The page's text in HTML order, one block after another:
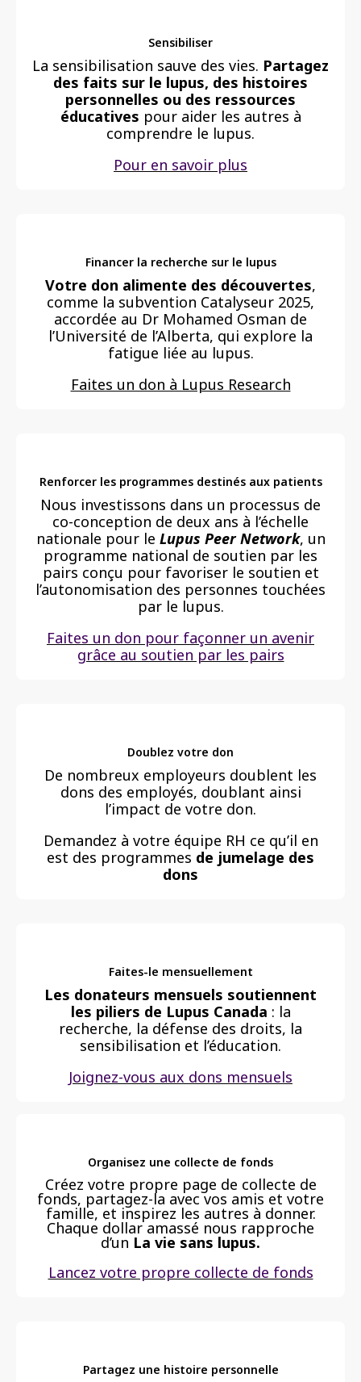
Sensibiliser
La sensibilisation sauve des vies. Partagez
des faits sur le lupus, des histoires
personnelles ou des ressources
éducatives pour aider les autres à
comprendre le lupus.
Pour en savoir plus
Financer la recherche sur le lupus
Votre don alimente des découvertes,
comme la subvention Catalyseur 2025,
accordée au Dr Mohamed Osman de
l’Université de l’Alberta, qui explore la
fatigue liée au lupus.
Faites un don à Lupus Research
Renforcer les programmes destinés aux patients
Nous investissons dans un processus de
co-conception de deux ans à l’échelle
nationale pour le Lupus Peer Network, un
programme national de soutien par les
pairs conçu pour favoriser le soutien et
l’autonomisation des personnes touchées
par le lupus.
Faites un don pour façonner un avenir
grâce au soutien par les pairs
Doublez votre don
De nombreux employeurs doublent les
dons des employés, doublant ainsi
l’impact de votre don.
Demandez à votre équipe RH ce qu’il en
est des programmes de jumelage des
dons
Faites-le mensuellement
Les donateurs mensuels soutiennent
les piliers de Lupus Canada : la
recherche, la défense des droits, la
sensibilisation et l’éducation.
Joignez-vous aux dons mensuels
Organisez une collecte de fonds
Créez votre propre page de collecte de
fonds, partagez-la avec vos amis et votre
famille, et inspirez les autres à donner.
Chaque dollar amassé nous rapproche
d’un La vie sans lupus.
Lancez votre propre collecte de fonds
Partagez une histoire personnelle